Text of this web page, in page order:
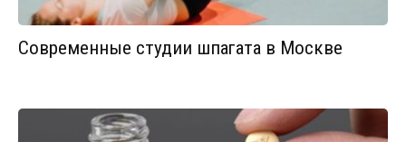
Современные студии шпагата в Москве